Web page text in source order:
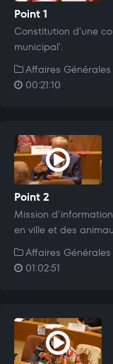
Point 1
Constitution d'une
municipal'.
Affaires Générales
00:21:10
Point 2
Mission
en ville et des
Affaires Générales
01:02:51